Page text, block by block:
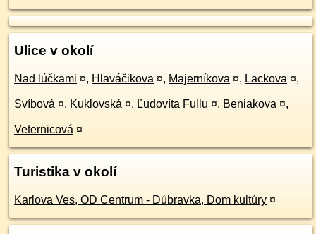
Ulice v okolí
Nad lúčkami ¤, Hlaváčikova ¤, Majerníkova ¤, Lackova ¤,
Svíbová ¤, Kuklovská ¤, Ľudovíta Fullu ¤, Beniakova ¤,
Veternicová ¤
Turistika v okolí
Karlova Ves, OD Centrum - Dúbravka, Dom kultúry ¤